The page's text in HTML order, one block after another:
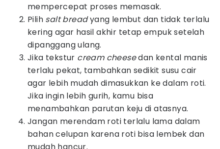
mempercepat proses memasak.
Pilih salt breadyang lembut dan tidak terlalu
kering agar hasil akhir tetap empuk setelah
dipanggang ulang.
Jika tekstur cream cheesedan kental manis
terlalu pekat, tambahkan sedikit susu cair
agar lebih mudah dimasukkan ke dalam roti.
Jika ingin lebih gurih, kamu bisa
menambahkan parutan keju di atasnya.
Jangan merendam roti terlalu lama dalam
bahan celupan karena roti bisa lembek dan